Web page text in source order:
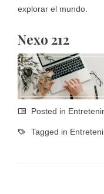
explorar el mundo.
Nexo 212
Posted in
Tagged in